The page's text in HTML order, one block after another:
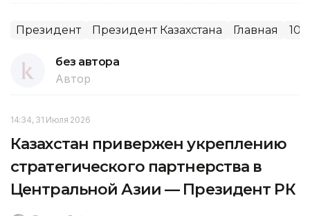
Президент Президент Казахстана Главная 10
без автора
Автор
14:34, 31 Июля 2026
Казахстан привержен укреплению
стратегического партнерства в
Центральной Азии — Президент РК